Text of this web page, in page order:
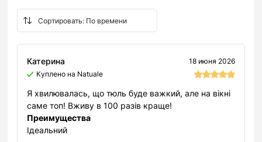
Катерина
18 июня 2026
Куплено на Natuale
Я хвилювалась, що тюль буде важкий, але на вікні
саме топ! Вживу в 100 разів краще!
Преимущества
Ідеальний